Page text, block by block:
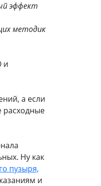
эффект
методик
и
а если
расходные
Ну как
пузыря,
и